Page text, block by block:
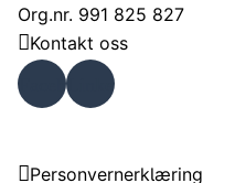
Org.nr. 991 825 827
Kontakt oss
Faceb
Personvernerklæring